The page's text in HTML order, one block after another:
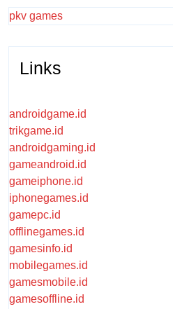
pkv games
Links
androidgame.id
trikgame.id
androidgaming.id
gameandroid.id
gameiphone.id
iphonegames.id
gamepc.id
offlinegames.id
gamesinfo.id
mobilegames.id
gamesmobile.id
gamesoffline.id